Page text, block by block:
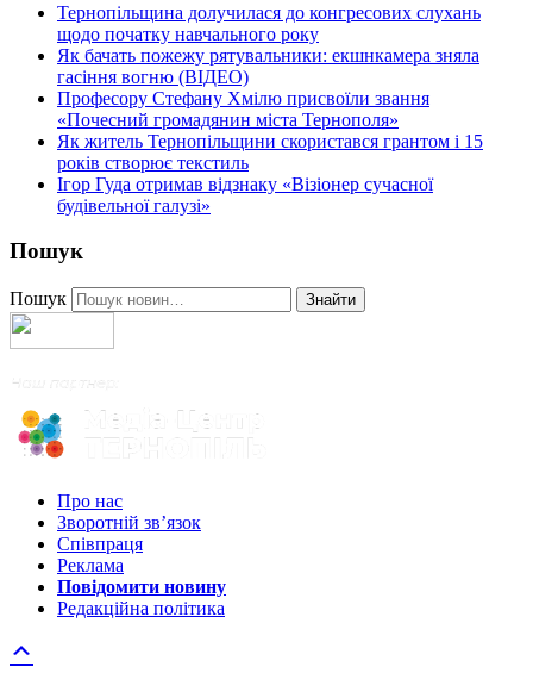
Тернопільщина долучилася до конгресових слухань
щодо початку навчального року
Як бачать пожежу рятувальники: екшнкамера зняла
гасіння вогню (ВІДЕО)
Професору Стефану Хмілю присвоїли звання
«Почесний громадянин міста Тернополя»
Як житель Тернопільщини скористався грантом і 15
років створює текстиль
Ігор Гуда отримав відзнаку «Візіонер сучасної
будівельної галузі»
Пошук
Пошук Знайти
Про нас
Зворотній зв’язок
Співпраця
Реклама
Повідомити новину
Редакційна політика